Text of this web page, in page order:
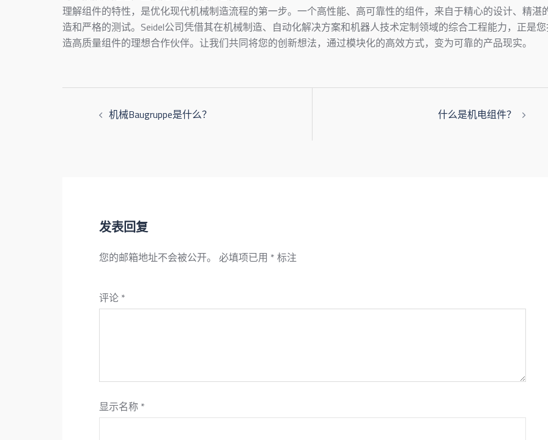
理解组件的特性，是优化现代机械制造流程的第一步。一个高性能、高可靠性的组件，来自于精心的设计、精湛
造和严格的测试。Seidel公司凭借其在机械制造、自动化解决方案和机器人技术定制领域的综合工程能力，正是
造高质量组件的理想合作伙伴。让我们共同将您的创新想法，通过模块化的高效方式，变为可靠的产品现实。
机械Baugruppe是什么？ 什么是机电组件？
发表回复
您的邮箱地址不会被公开。 必填项已用 * 标注
评论 *
显示名称 *